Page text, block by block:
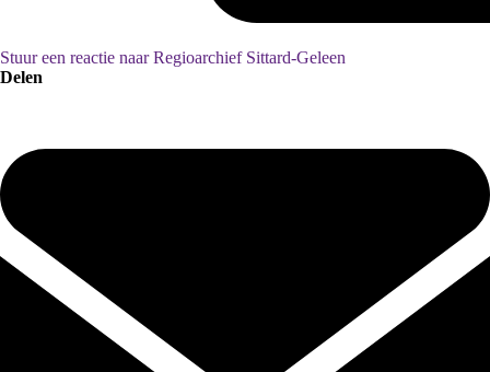
Stuur een reactie naar Regioarchief Sittard-Geleen
Delen